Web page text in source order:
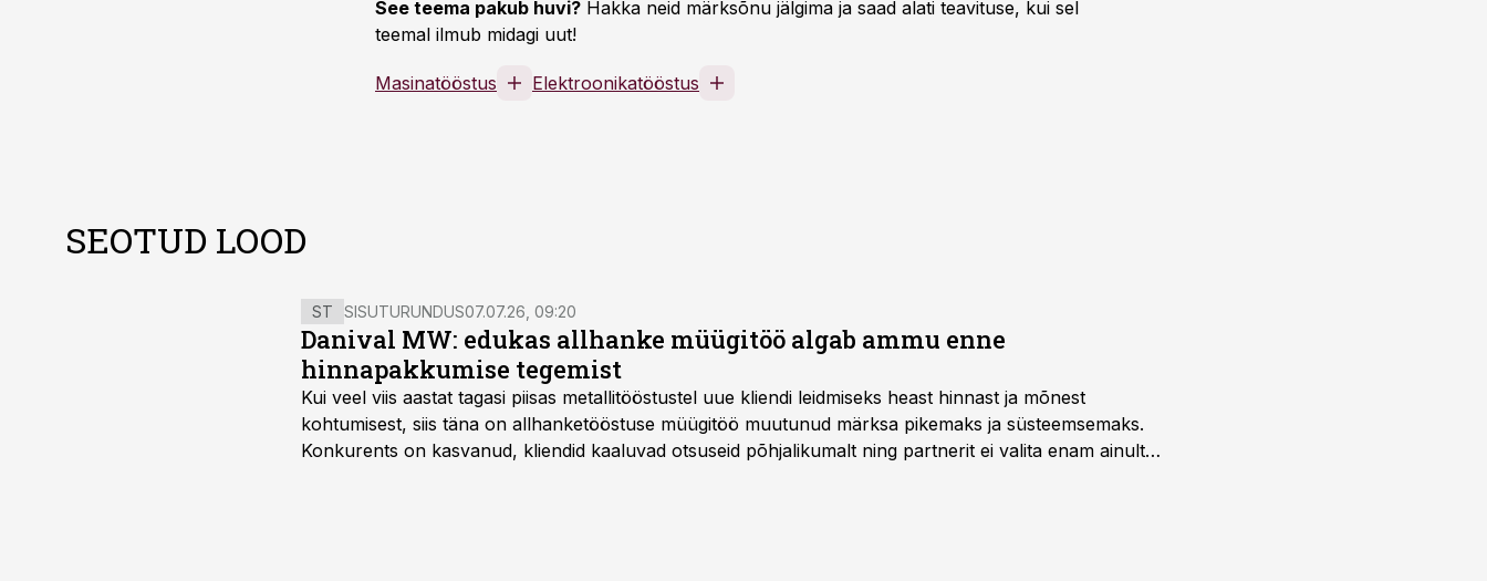
See teema pakub huvi? Hakka neid märksõnu jälgima ja saad alati teavituse, kui sel
teemal ilmub midagi uut!
Masinatööstus Elektroonikatööstus
SEOTUD LOOD
ST SISUTURUNDUS07.07.26, 09:20
Danival MW: edukas allhanke müügitöö algab ammu enne
hinnapakkumise tegemist
Kui veel viis aastat tagasi piisas metallitööstustel uue kliendi leidmiseks heast hinnast ja mõnest
kohtumisest, siis täna on allhanketööstuse müügitöö muutunud märksa pikemaks ja süsteemsemaks.
Konkurents on kasvanud, kliendid kaaluvad otsuseid põhjalikumalt ning partnerit ei valita enam ainult